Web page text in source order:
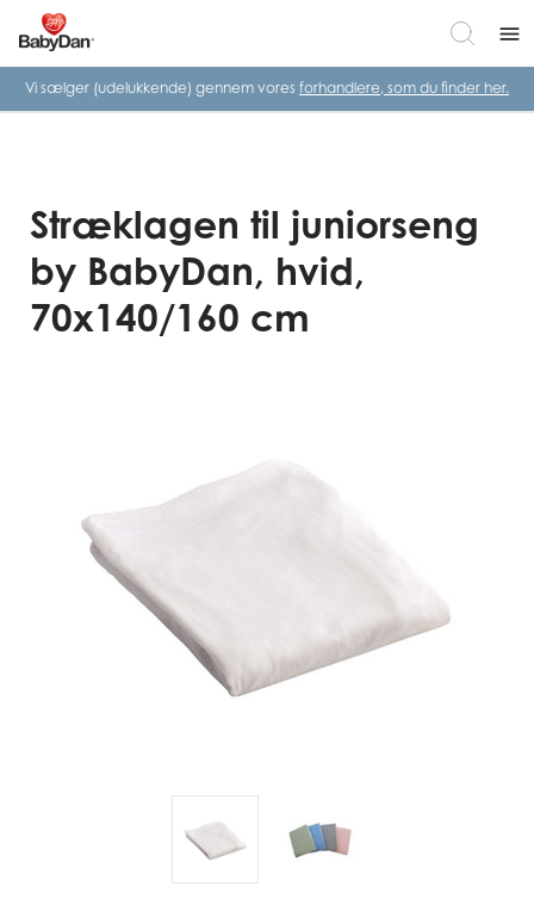
menu
Vi sælger (udelukkende) gennem vores forhandlere, som du finder her.
Stræklagen til juniorseng
by BabyDan, hvid,
70x140/160 cm